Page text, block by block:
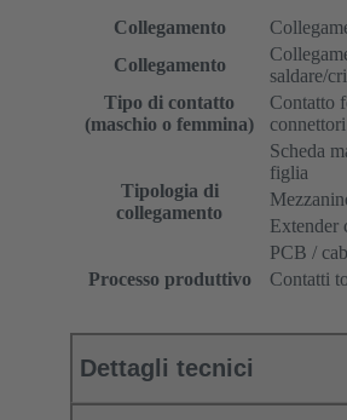
Collegamento
Collegamento
saldare/
Tipo di contatto
(maschio o femmina)
Contatto
Tipologia di
collegamento
Scheda
figlia
Extender
PCB /
Processo produttivo
Contatti
Dettagli tecnici